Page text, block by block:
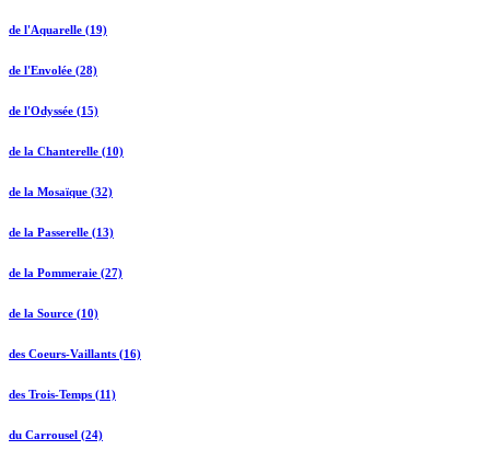
de l'Aquarelle (19)
de l'Envolée (28)
de l'Odyssée (15)
de la Chanterelle (10)
de la Mosaïque (32)
de la Passerelle (13)
de la Pommeraie (27)
de la Source (10)
des Coeurs-Vaillants (16)
des Trois-Temps (11)
du Carrousel (24)